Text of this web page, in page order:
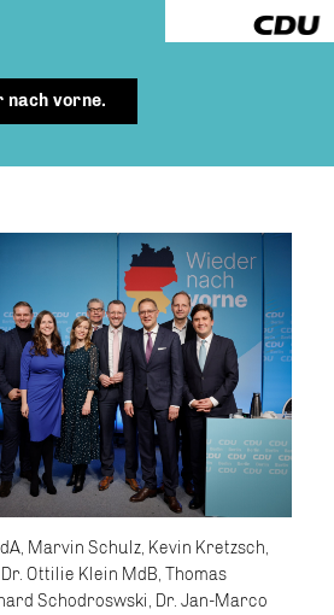
nach vorne.
Marvin Schulz, Kevin Kretzsch,
Ottilie Klein MdB, Thomas
Schodroswski, Dr. Jan-Marco